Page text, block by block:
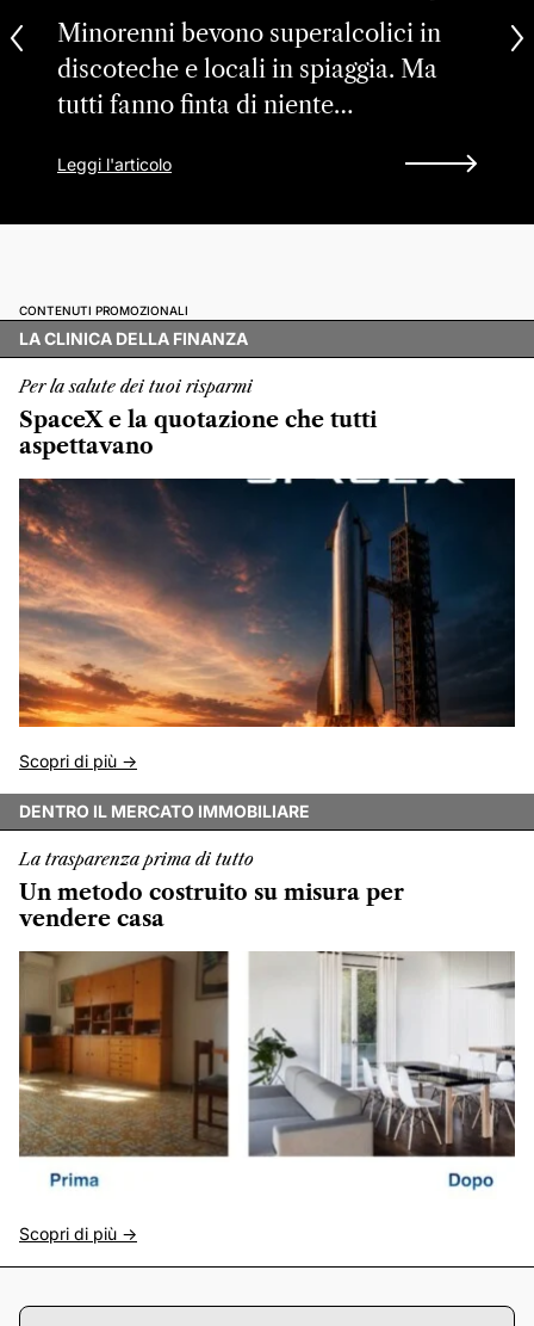
Minorenni bevono superalcolici in
discoteche e locali in spiaggia. Ma
tutti fanno finta di niente…
Leggi l'articolo
CONTENUTI PROMOZIONALI
LA CLINICA DELLA FINANZA
Per la salute dei tuoi risparmi
SpaceX e la quotazione che tutti
aspettavano
Scopri di più ->
DENTRO IL MERCATO IMMOBILIARE
La trasparenza prima di tutto
Un metodo costruito su misura per
vendere casa
Scopri di più ->